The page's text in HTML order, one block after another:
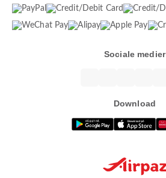
Sociale medier
Download